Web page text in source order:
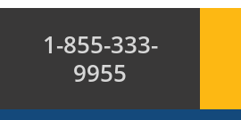
1-855-333-
9955